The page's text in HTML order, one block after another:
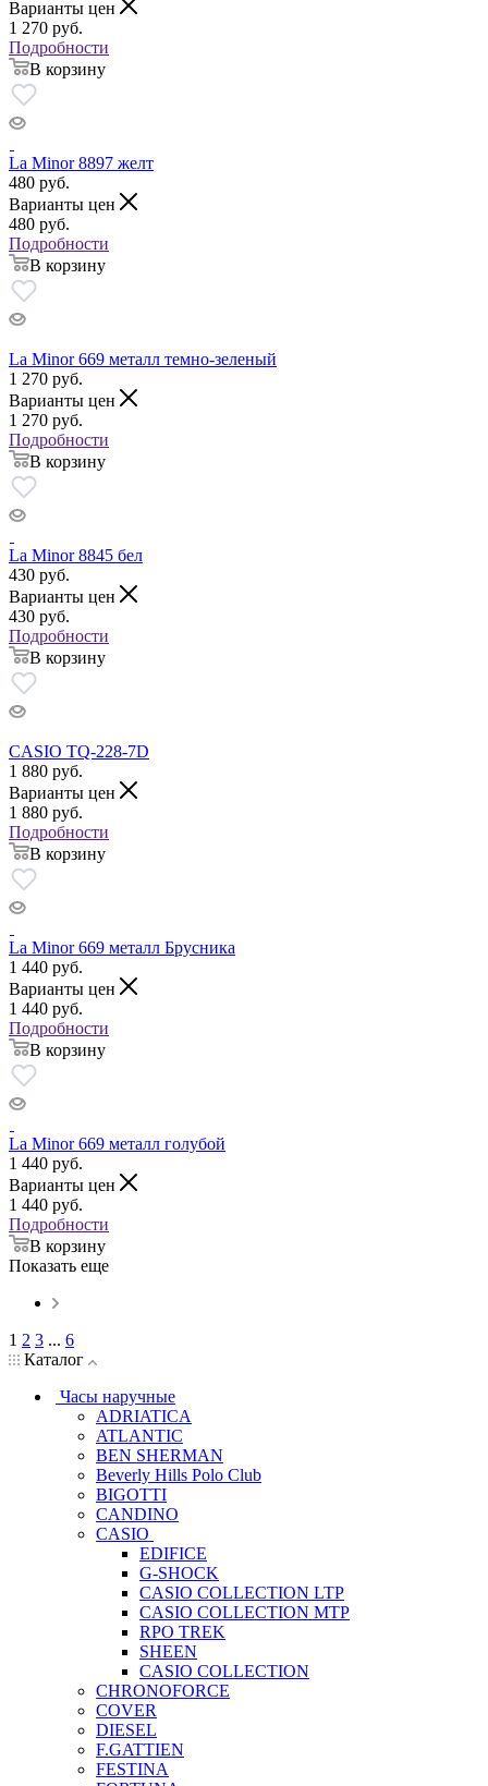
Варианты цен
1 270 руб.
Подробности
В корзину
La Minor 8897 желт
480 руб.
Варианты цен
480 руб.
Подробности
В корзину
La Minor 669 металл темно-зеленый
1 270 руб.
Варианты цен
1 270 руб.
Подробности
В корзину
La Minor 8845 бел
430 руб.
Варианты цен
430 руб.
Подробности
В корзину
CASIO TQ-228-7D
1 880 руб.
Варианты цен
1 880 руб.
Подробности
В корзину
La Minor 669 металл Брусника
1 440 руб.
Варианты цен
1 440 руб.
Подробности
В корзину
La Minor 669 металл голубой
1 440 руб.
Варианты цен
1 440 руб.
Подробности
В корзину
Показать еще
1 2 3 ... 6
Каталог
Часы наручные
ADRIATICA
ATLANTIC
BEN SHERMAN
Beverly Hills Polo Club
BIGOTTI
CANDINO
CASIO
EDIFICE
G-SHOCK
CASIO COLLECTION LTP
CASIO COLLECTION MTP
RPO TREK
SHEEN
CASIO COLLECTION
CHRONOFORCE
COVER
DIESEL
F.GATTIEN
FESTINA